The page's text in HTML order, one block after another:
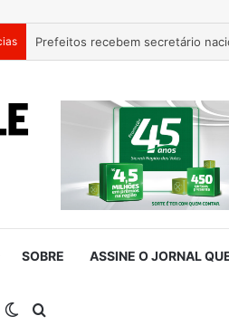
SOBRE ASSINE O JORNAL
Lateral
Switch skin